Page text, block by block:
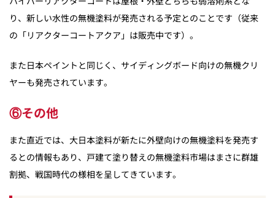
り、新しい水性の無機塗料が発売される予定とのことです（従来
の「リアクターコートアクア」は販売中です）。
また日本ペイントと同じく、サイディングボード向けの無機クリ
ヤーも発売されています。
⑥その他
また直近では、大日本塗料が新たに外壁向けの無機塗料を発売す
るとの情報もあり、戸建て塗り替えの無機塗料市場はまさに群雄
割拠、戦国時代の様相を呈してきています。